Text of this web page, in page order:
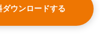
ダウンロードする